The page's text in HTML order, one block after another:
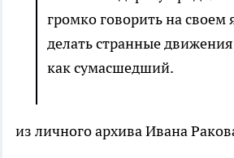
громко говорить на своем
делать странные
как сумасшедший.
из личного архива Ивана